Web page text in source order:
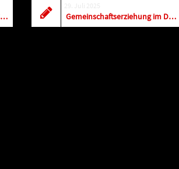
MISSY VAN LICKS & LADY BLACKDIAMOOND Gemeinschaftserziehung im Dominastudio Casa Casal